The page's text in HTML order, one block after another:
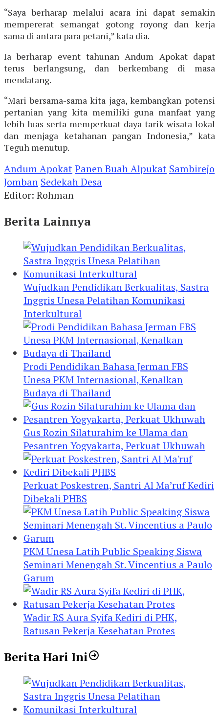
“Saya berharap melalui acara ini dapat semakin
mempererat semangat gotong royong dan kerja
sama di antara para petani,” kata dia.
Ia berharap event tahunan Andum Apokat dapat
terus berlangsung, dan berkembang di masa
mendatang.
“Mari bersama-sama kita jaga, kembangkan potensi
pertanian yang kita memiliki guna manfaat yang
lebih luas serta memperkuat daya tarik wisata lokal
dan menjaga ketahanan pangan Indonesia,” kata
Teguh menutup.
Andum ApokatPanen Buah Alpukat Sambirejo
Jomban Sedekah Desa
Editor: Rohman
Berita Lainnya
Wujudkan Pendidikan Berkualitas, Sastra
Inggris Unesa Pelatihan Komunikasi
Interkultural
Prodi Pendidikan Bahasa Jerman FBS
Unesa PKM Internasional, Kenalkan
Budaya di Thailand
Gus Rozin Silaturahim ke Ulama dan
Pesantren Yogyakarta, Perkuat Ukhuwah
Perkuat Poskestren, Santri Al Ma’ruf Kediri
Dibekali PHBS
PKM Unesa Latih Public Speaking Siswa
Seminari Menengah St. Vincentius a Paulo
Garum
Wadir RS Aura Syifa Kediri di PHK,
Ratusan Pekerja Kesehatan Protes
Berita Hari Ini